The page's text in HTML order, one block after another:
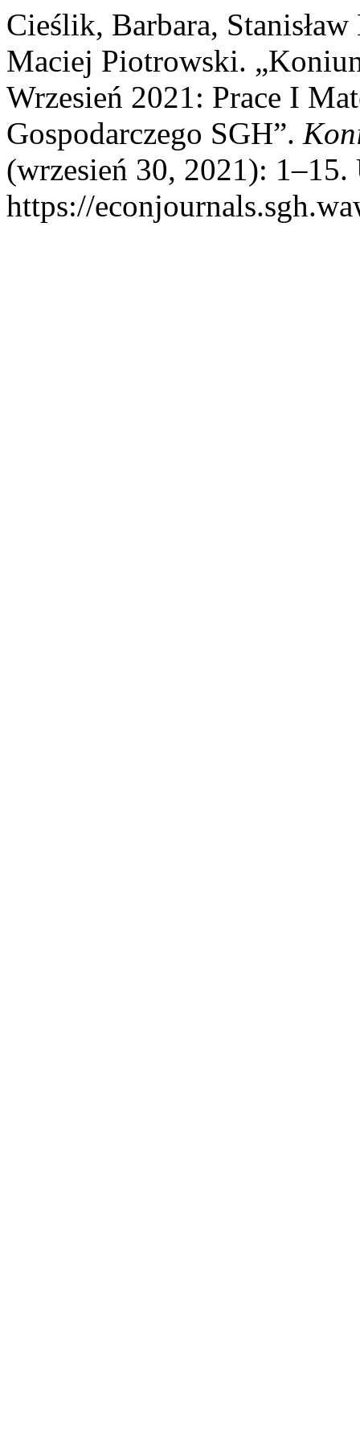
Cieślik, Barbara,
Maciej Piotrowski.
Wrzesień 2021: Prace I
Gospodarczego SGH”.
(wrzesień 30, 2021):
https://